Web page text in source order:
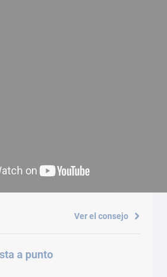
Ver el consejo
a punto